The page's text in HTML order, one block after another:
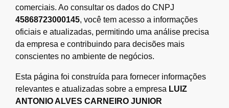
comerciais. Ao consultar os dados do CNPJ
45868723000145, você tem acesso a informações
oficiais e atualizadas, permitindo uma análise precisa
da empresa e contribuindo para decisões mais
conscientes no ambiente de negócios.
Esta página foi construída para fornecer informações
relevantes e atualizadas sobre a empresa LUIZ
ANTONIO ALVES CARNEIRO JUNIOR